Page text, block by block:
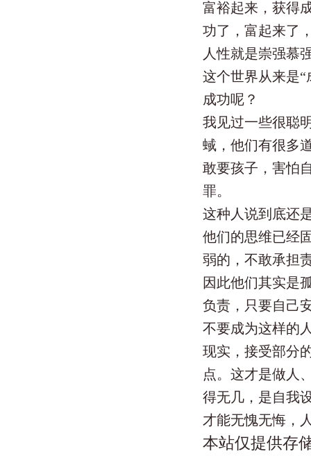
富裕起来，获得
功了，富起来了
人性就是崇强慕
这个世界从来是
成功呢？
我见过一些很聪
蜮，他们有很多
敢要孩子，害怕
罪。
这种人说到底还
他们的思维已经
弱的，不敢承担
因此他们其实是
负责，只要自己
不要成为这样的
现实，接受部分
点。这才是做人
得无几，是自我
才能无愧无悔，
本站仅提供存